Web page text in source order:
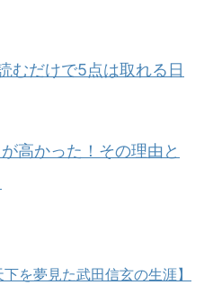
むだけで5点は取れる日
高かった！その理由と
を夢見た武田信玄の生涯】